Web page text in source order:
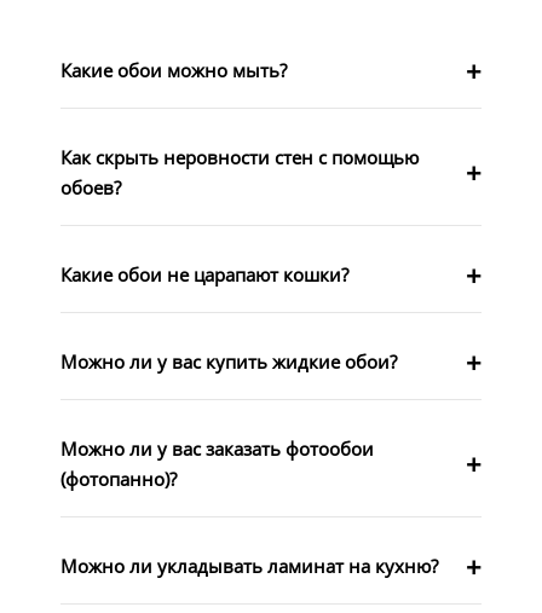
Какие обои можно мыть?
Как скрыть неровности стен с помощью
обоев?
Какие обои не царапают кошки?
Можно ли у вас купить жидкие обои?
Можно ли у вас заказать фотообои
(фотопанно)?
Можно ли укладывать ламинат на кухню?